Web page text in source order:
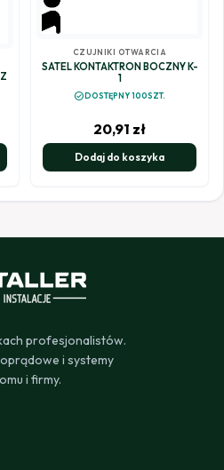
CZUJNIKI OTWARCIA
SATEL KONTAKTRON BOCZNY K-
1
check_circleDOSTĘPNY 100SZT.
20,91 zł
Dodaj do koszyka
profesjonalistów.
i systemy
i firmy.